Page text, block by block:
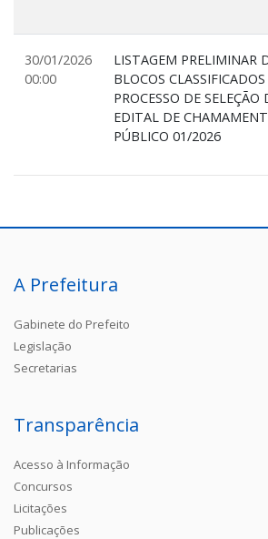
30/01/2026
00:00
LISTAGEM PRELIMINAR
BLOCOS
PROCESSO DE SELEÇÃO
EDITAL DE
PÚBLICO 01/2026
A Prefeitura
Gabinete do Prefeito
Legislação
Secretarias
Transparência
Acesso à Informação
Concursos
Licitações
Publicações